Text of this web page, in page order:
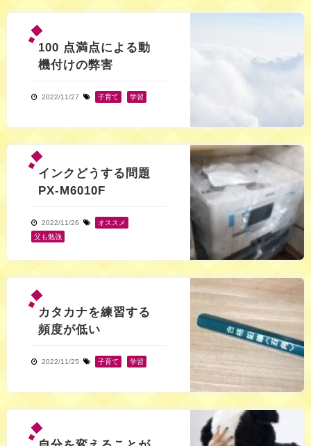
100 点満点による動
機付けの弊害
2022/11/27 子育て 学習
インクどうする問題
PX-M6010F
2022/11/26 オススメ
父も勉強
カタカナを練習する
頻度が低い
2022/11/25 子育て 学習